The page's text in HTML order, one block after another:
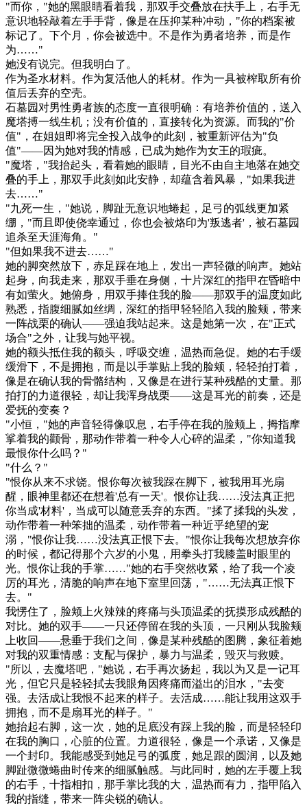
"而你，"她的黑眼睛看着我，那双手交叠放在扶手上，右手无
意识地轻敲着左手手背，像是在压抑某种冲动，"你的档案被
标记了。下个月，你会被选中。不是作为勇者培养，而是作
为……"
她没有说完。但我明白了。
作为圣水材料。作为复活他人的耗材。作为一具被榨取所有价
值后丢弃的空壳。
石墓园对男性勇者族的态度一直很明确：有培养价值的，送入
魔塔搏一线生机；没有价值的，直接转化为资源。而我的"价
值"，在姐姐即将完全投入战争的此刻，被重新评估为"负
值"——因为她对我的情感，已成为她作为女王的瑕疵。
"魔塔，"我抬起头，看着她的眼睛，目光不由自主地落在她交
叠的手上，那双手此刻如此安静，却蕴含着风暴，"如果我进
去……"
"九死一生，"她说，脚趾无意识地蜷起，足弓的弧线更加紧
绷，"而且即使侥幸通过，你也会被烙印为'叛逃者'，被石墓园
追杀至天涯海角。"
"但如果我不进去……"
她的脚突然放下，赤足踩在地上，发出一声轻微的响声。她站
起身，向我走来，那双手垂在身侧，十片深红的指甲在昏暗中
有如萤火。她俯身，用双手捧住我的脸——那双手的温度如此
熟悉，指腹细腻如丝绸，深红的指甲轻轻陷入我的脸颊，带来
一阵战栗的确认——强迫我站起来。这是她第一次，在"正式
场合"之外，让我与她平视。
她的额头抵住我的额头，呼吸交缠，温热而急促。她的右手缓
缓滑下，不是拥抱，而是以手掌贴上我的脸颊，轻轻拍打着，
像是在确认我的骨骼结构，又像是在进行某种残酷的丈量。那
拍打的力道很轻，却让我浑身战栗——这是耳光的前奏，还是
爱抚的变奏？
"小恒，"她的声音轻得像叹息，右手停在我的脸颊上，拇指摩
挲着我的颧骨，那动作带着一种令人心碎的温柔，"你知道我
最恨你什么吗？"
"什么？"
"恨你从来不求饶。恨你每次被我踩在脚下，被我用耳光扇
醒，眼神里都还在想着'总有一天'。恨你让我……没法真正把
你当成'材料'，当成可以随意丢弃的东西。"揉了揉我的头发，
动作带着一种笨拙的温柔，动作带着一种近乎绝望的宠
溺，"恨你让我……没法真正恨下去。"恨你让我每次想放弃你
的时候，都记得那个六岁的小鬼，用拳头打我膝盖时眼里的
光。恨你让我的手掌……"她的右手突然收紧，给了我一个凌
厉的耳光，清脆的响声在地下室里回荡，"……无法真正恨下
去。"
我愣住了，脸颊上火辣辣的疼痛与头顶温柔的抚摸形成残酷的
对比。她的双手——一只还停留在我的头顶，一只刚从我脸颊
上收回——悬垂于我们之间，像是某种残酷的图腾，象征着她
对我的双重情感：支配与保护，暴力与温柔，毁灭与救赎。
"所以，去魔塔吧，"她说，右手再次扬起，我以为又是一记耳
光，但它只是轻轻拭去我眼角因疼痛而溢出的泪水，"去变
强。去活成让我恨不起来的样子。去活成……能让我用这双手
拥抱，而不是扇耳光的样子。"
她抬起右脚，这一次，她的足底没有踩上我的脸，而是轻轻印
在我的胸口，心脏的位置。力道很轻，像是一个承诺，又像是
一个封印。我能感受到她足弓的弧度，她足跟的圆润，以及她
脚趾微微蜷曲时传来的细腻触感。与此同时，她的左手覆上我
的右手，十指相扣，那手掌比我的大，温热而有力，指甲陷入
我的指缝，带来一阵尖锐的确认。